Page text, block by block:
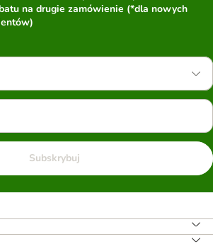
na drugie zamówienie (*dla nowych
Subskrybuj